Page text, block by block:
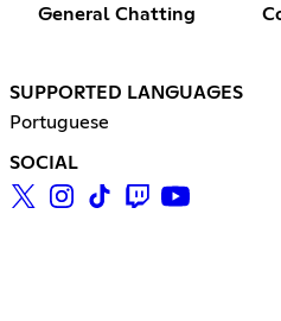
General Chatting
SUPPORTED LANGUAGES
Portuguese
SOCIAL